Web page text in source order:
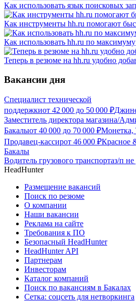
Как использовать язык поисковых
Как инструменты hh.ru помогают
Как использовать hh.ru по максимуму
Теперь в резюме на hh.ru удобно
Вакансии дня
Специалист технической
поддержкиот 42 000 до 50 000 ₽
Заместитель директора магазина/
Бакалыот 40 000 до 70 000 ₽Монетка,
Продавец-кассирот 46 000 ₽Красное
Бакалы
Водитель грузового транспортаз/п не
HeadHunter
Размещение вакансий
Поиск по резюме
О компании
Наши вакансии
Реклама на сайте
Требования к ПО
Безопасный HeadHunter
HeadHunter API
Партнерам
Инвесторам
Каталог компаний
Поиск по вакансиям в Бакалах
Сетка: соцсеть для нетворкинга